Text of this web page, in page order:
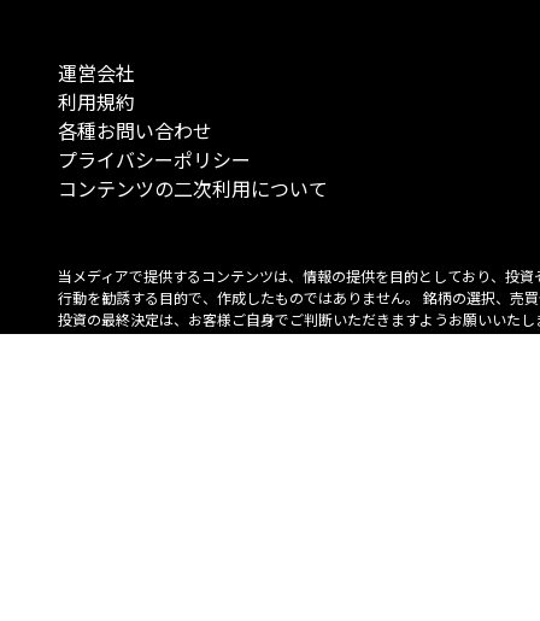
運営会社
利用規約
各種お問い合わせ
プライバシーポリシー
コンテンツの二次利用について
当メディアで提供するコンテンツは、情報の提供を目的としており、投資
行動を勧誘する目的で、作成したものではありません。 銘柄の選択、売
投資の最終決定は、お客様ご自身でご判断いただきますようお願いいたし
コンテンツの情報は、弊社が信頼できると判断した情報源から入手したも